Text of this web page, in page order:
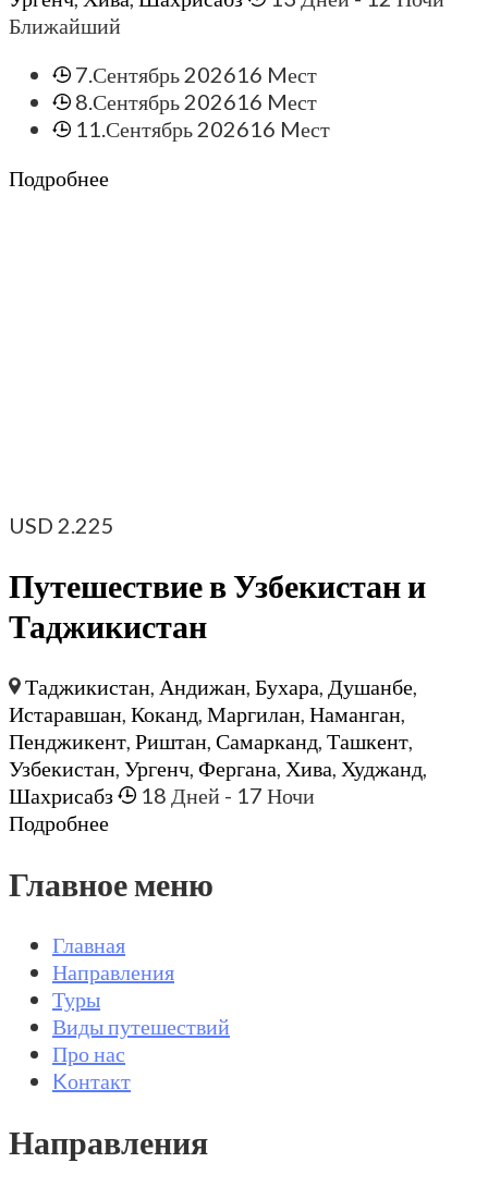
Ближайший
7.Сентябрь 202616 Mест
8.Сентябрь 202616 Mест
11.Сентябрь 202616 Mест
Подробнее
USD 2.225
Путешествие в Узбекистан и
Таджикистан
Таджикистан, Андижан,Бухара, Душанбе,
Истаравшан, Коканд, Маргилан, Наманган,
Пенджикент, Риштан, Самарканд, Ташкент,
Узбекистан, Ургенч, Фергана, Хива, Худжанд,
Шахрисабз
18 Дней - 17 Ночи
Подробнее
Главное меню
Главная
Направления
Туры
Виды путешествий
Про нас
Kонтакт
Направления